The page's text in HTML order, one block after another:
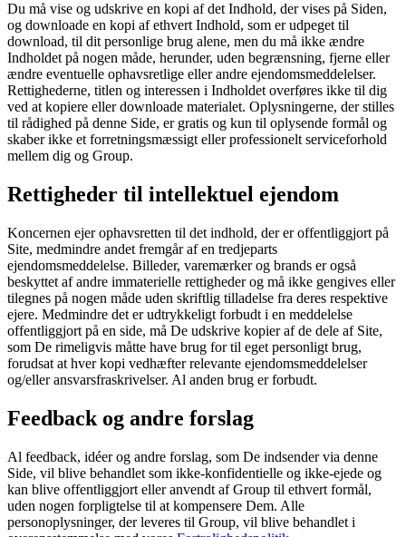
Du må vise og udskrive en kopi af det Indhold, der vises på Siden,
og downloade en kopi af ethvert Indhold, som er udpeget til
download, til dit personlige brug alene, men du må ikke ændre
Indholdet på nogen måde, herunder, uden begrænsning, fjerne eller
ændre eventuelle ophavsretlige eller andre ejendomsmeddelelser.
Rettighederne, titlen og interessen i Indholdet overføres ikke til dig
ved at kopiere eller downloade materialet. Oplysningerne, der stilles
til rådighed på denne Side, er gratis og kun til oplysende formål og
skaber ikke et forretningsmæssigt eller professionelt serviceforhold
mellem dig og Group.
Rettigheder til intellektuel ejendom
Koncernen ejer ophavsretten til det indhold, der er offentliggjort på
Site, medmindre andet fremgår af en tredjeparts
ejendomsmeddelelse. Billeder, varemærker og brands er også
beskyttet af andre immaterielle rettigheder og må ikke gengives eller
tilegnes på nogen måde uden skriftlig tilladelse fra deres respektive
ejere. Medmindre det er udtrykkeligt forbudt i en meddelelse
offentliggjort på en side, må De udskrive kopier af de dele af Site,
som De rimeligvis måtte have brug for til eget personligt brug,
forudsat at hver kopi vedhæfter relevante ejendomsmeddelelser
og/eller ansvarsfraskrivelser. Al anden brug er forbudt.
Feedback og andre forslag
Al feedback, idéer og andre forslag, som De indsender via denne
Side, vil blive behandlet som ikke‑konfidentielle og ikke‑ejede og
kan blive offentliggjort eller anvendt af Group til ethvert formål,
uden nogen forpligtelse til at kompensere Dem. Alle
personoplysninger, der leveres til Group, vil blive behandlet i